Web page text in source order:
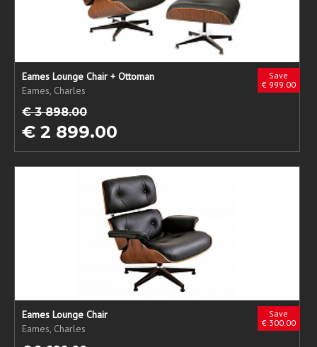
Save
€ 999.00
Eames Lounge Chair + Ottoman
Eames, Charles
€ 3 898.00
€ 2 899.00
Save
€ 300.00
Eames Lounge Chair
Eames, Charles